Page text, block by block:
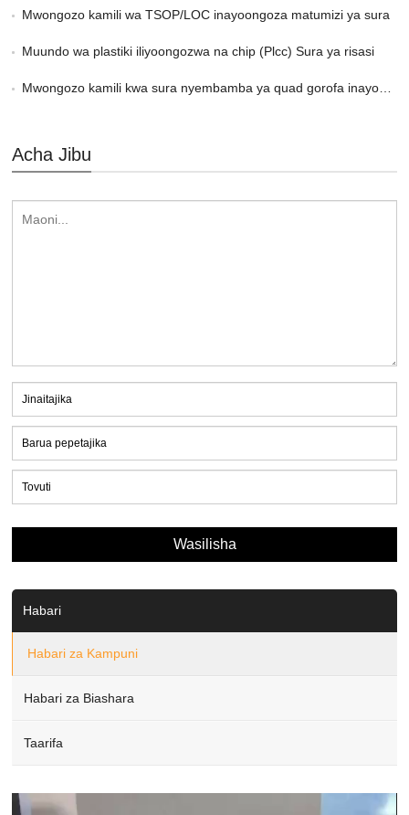
Mwongozo kamili wa TSOP/LOC inayoongoza matumizi ya sura
Muundo wa plastiki iliyoongozwa na chip (Plcc) Sura ya risasi
Mwongozo kamili kwa sura nyembamba ya quad gorofa inayoongoza
Acha Jibu
Habari
Habari za Kampuni
Habari za Biashara
Taarifa
Video